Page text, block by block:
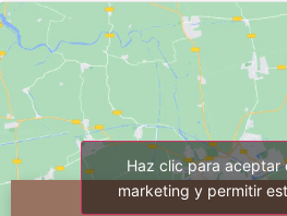
Haz clic para aceptar
marketing y permitir